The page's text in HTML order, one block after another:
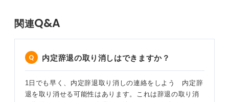
関連Q&A
内定辞退の取り消しはできますか？
1日でも早く、内定辞退取り消しの連絡をしよう 内定辞
退を取り消せる可能性はあります。これは辞退の取り消